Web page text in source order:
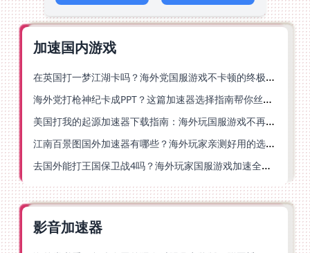
加速国内游戏
在英国打一梦江湖卡吗？海外党国服游戏不卡顿的终极解法
海外党打枪神纪卡成PPT？这篇加速器选择指南帮你丝滑上分
美国打我的起源加速器下载指南：海外玩国服游戏不再卡的终极方案
江南百景图国外加速器有哪些？海外玩家亲测好用的选择与避坑指南
去国外能打王国保卫战4吗？海外玩家国服游戏加速全攻略（附公主连结幻想江湖实测）
影音加速器